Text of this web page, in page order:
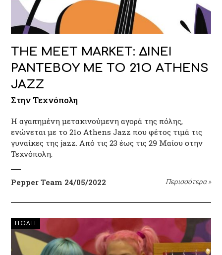
THE MEET MARKET: ΔΙΝΕΙ
ΡΑΝΤΕΒΟΥ ΜΕ ΤΟ 21O ΑTHENS
JAZZ
Στην Τεχνόπολη
H αγαπημένη μετακινούμενη αγορά της πόλης,
ενώνεται με το 21ο Athens Jazz που φέτος τιμά τις
γυναίκες της jazz. Από τις 23 έως τις 29 Μαίου στην
Τεχνόπολη.
Pepper Team 24/05/2022 Περισσότερα »
ΠΟΛΗ